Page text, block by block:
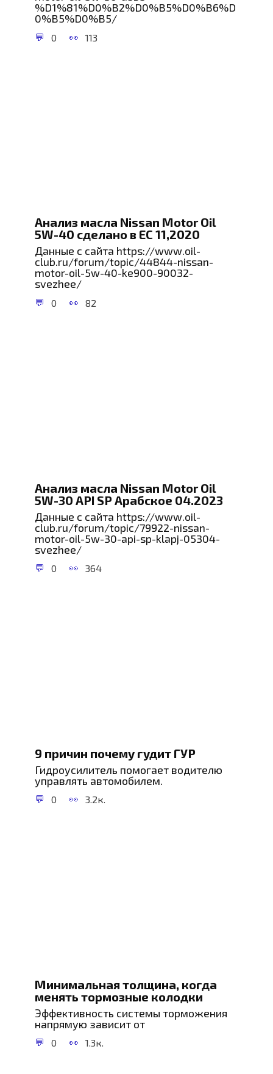
%D1%81%D0%B2%D0%B5%D0%B6%D
0%B5%D0%B5/
0 113
Анализ масла Nissan Motor Oil
5W-40 сделано в ЕС 11,2020
Данные с сайта https://www.oil-
club.ru/forum/topic/44844-nissan-
motor-oil-5w-40-ke900-90032-
svezhee/
0 82
Анализ масла Nissan Motor Oil
5W-30 API SP Арабское 04.2023
Данные с сайта https://www.oil-
club.ru/forum/topic/79922-nissan-
motor-oil-5w-30-api-sp-klapj-05304-
svezhee/
0 364
9 причин почему гудит ГУР
Гидроусилитель помогает водителю
управлять автомобилем.
0 3.2к.
Минимальная толщина, когда
менять тормозные колодки
Эффективность системы торможения
напрямую зависит от
0 1.3к.